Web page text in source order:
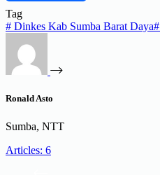
Tag
# Dinkes Kab Sumba Barat Daya#
Ronald Asto
Sumba, NTT
Articles: 6